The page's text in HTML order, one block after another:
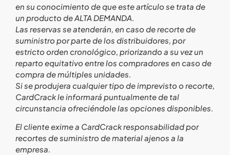
en su conocimiento de que este artículo se trata de
un producto de ALTA DEMANDA.
Las reservas se atenderán, en caso de recorte de
suministro por parte de los distribuidores, por
estricto orden cronológico, priorizando a su vez un
reparto equitativo entre los compradores en caso de
compra de múltiples unidades.
Si se produjera cualquier tipo de imprevisto o recorte,
CardCrack le informará puntualmente de tal
circunstancia ofreciéndole las opciones disponibles.
El cliente exime a CardCrack responsabilidad por
recortes de suministro de material ajenos a la
empresa.